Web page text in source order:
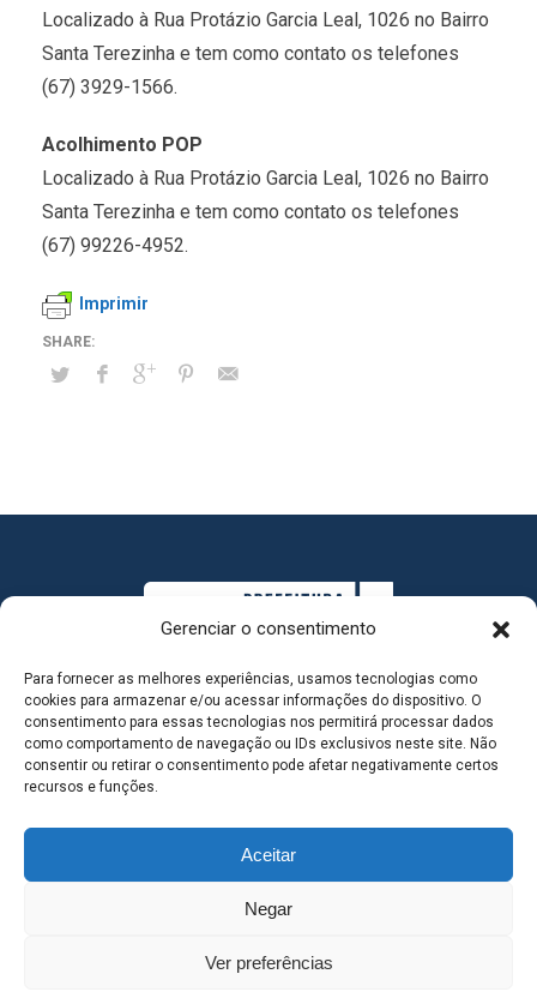
Gerenciar o consentimento
Para fornecer as melhores experiências, usamos tecnologias como
cookies para armazenar e/ou acessar informações do dispositivo. O
consentimento para essas tecnologias nos permitirá processar dados
como comportamento de navegação ou IDs exclusivos neste site. Não
consentir ou retirar o consentimento pode afetar negativamente certos
recursos e funções.
Aceitar
Negar
Ver preferências
Localizado à Rua Protázio Garcia Leal, 1026 no Bairro
Santa Terezinha e tem como contato os telefones
(67) 3929-1566.
Acolhimento POP
Localizado à Rua Protázio Garcia Leal, 1026 no Bairro
Santa Terezinha e tem como contato os telefones
(67) 99226-4952.
Imprimir
MAPA DO SITE
SEDE DO ADMINISTRATIVO MUNICIPAL - Avenida